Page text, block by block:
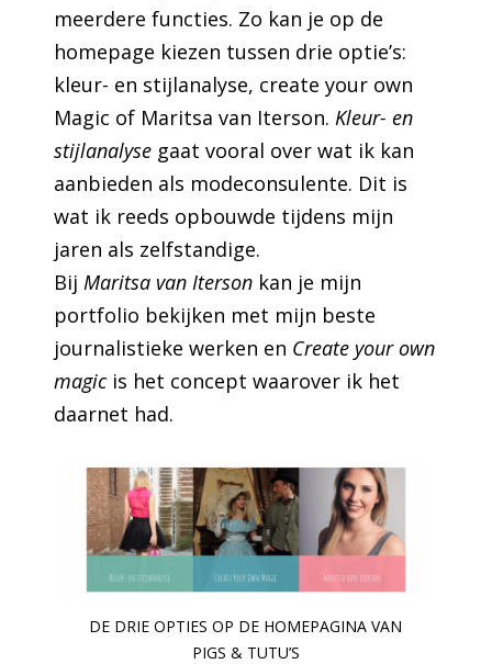
meerdere functies. Zo kan je op de
homepage kiezen tussen drie optie’s:
kleur- en stijlanalyse, create your own
Magic of Maritsa van Iterson. Kleur- en
stijlanalyse gaat vooral over wat ik kan
aanbieden als modeconsulente. Dit is
wat ik reeds opbouwde tijdens mijn
jaren als zelfstandige.
Bij Maritsa van Iterson kan je mijn
portfolio bekijken met mijn beste
journalistieke werken en Create your own
magicis het concept waarover ik het
daarnet had.
DE DRIE OPTIES OP DE HOMEPAGINA VAN
PIGS & TUTU’S